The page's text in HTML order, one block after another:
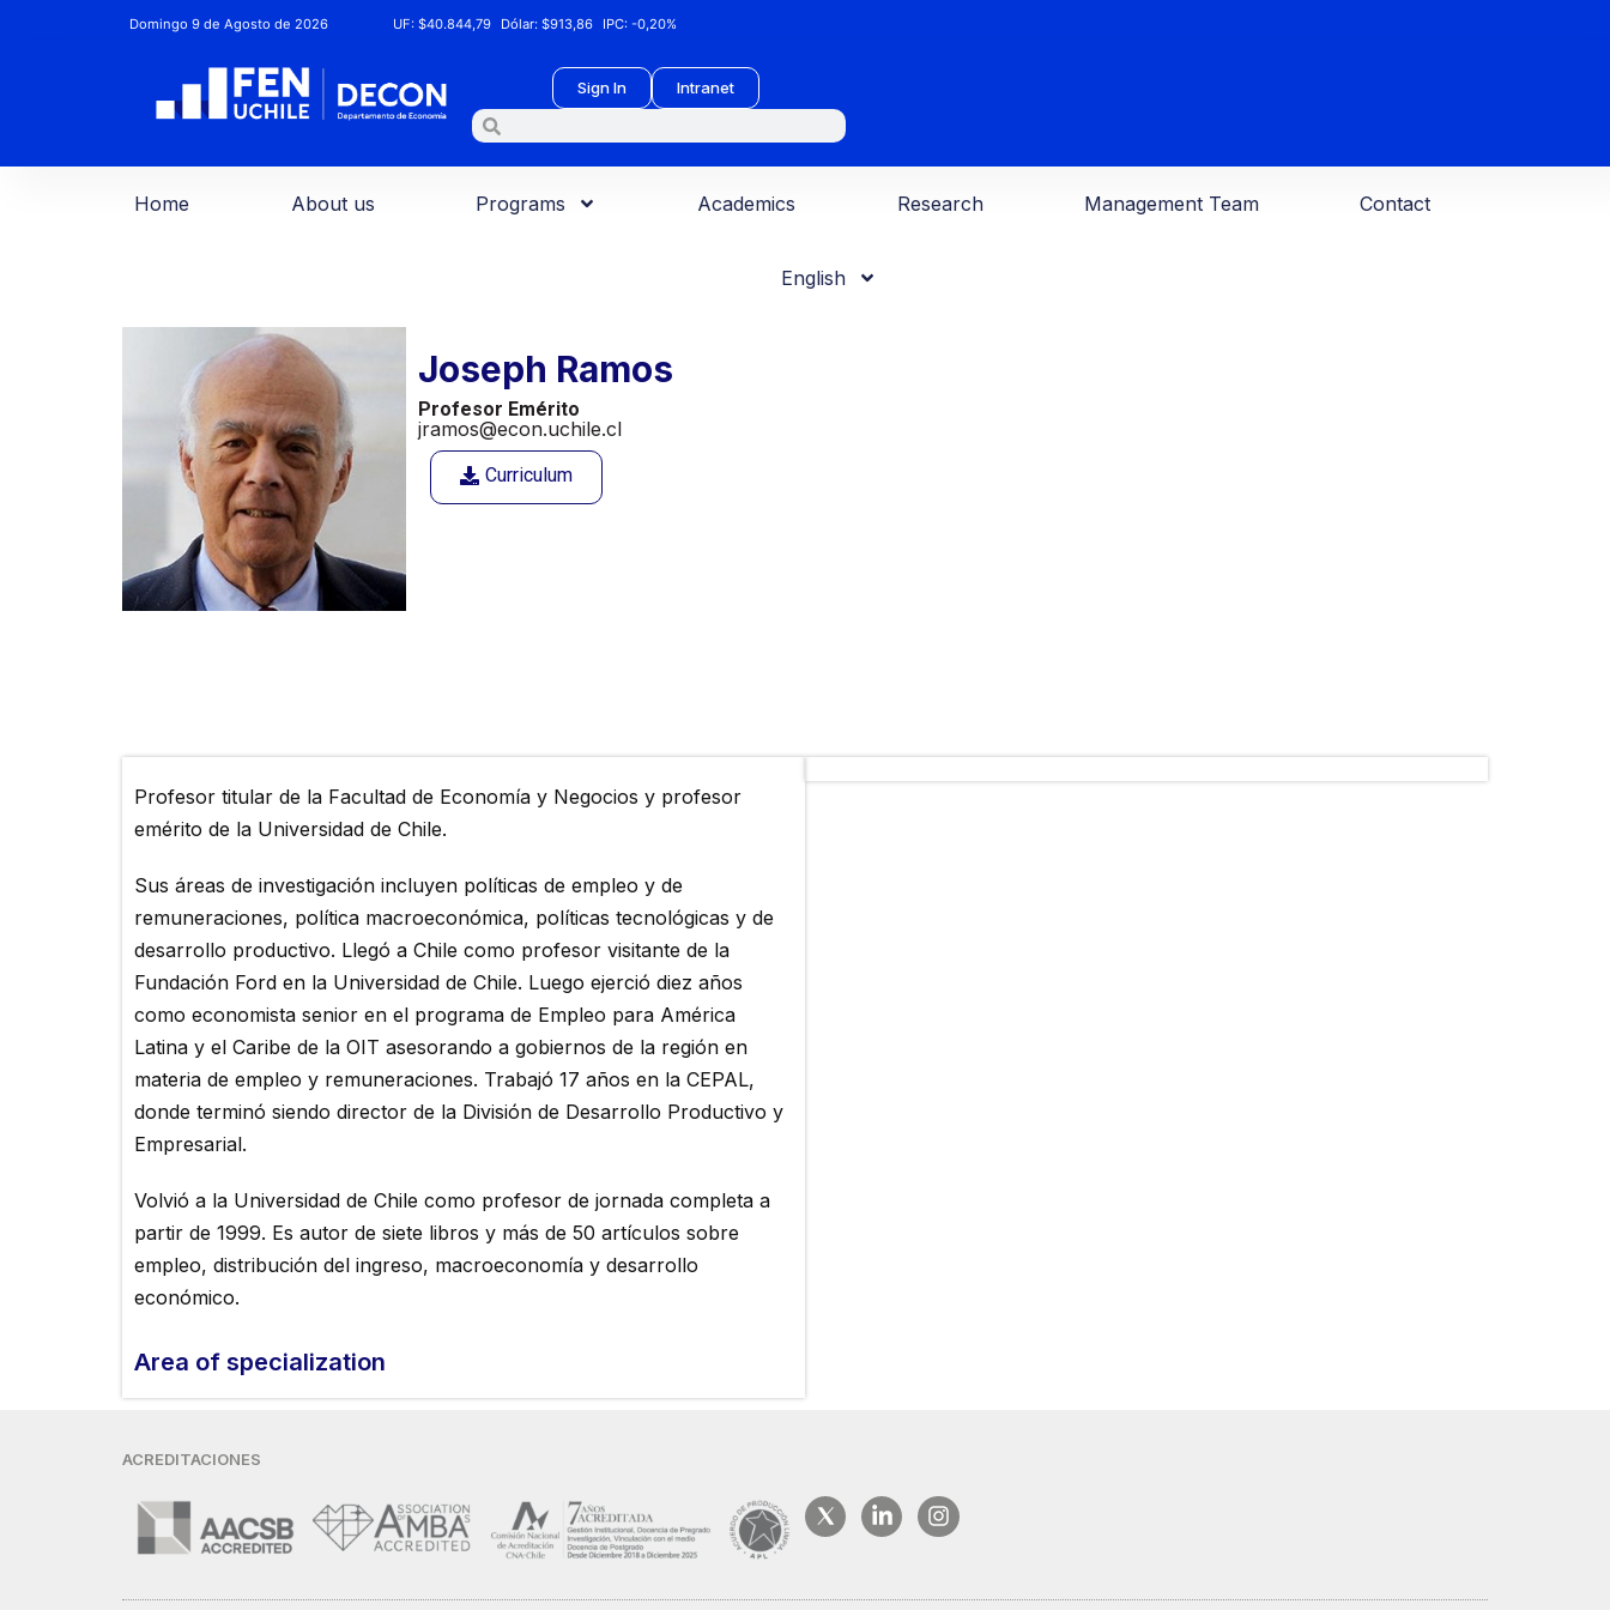
Domingo 9 de Agosto de 2026 UF:$40.844,79 Dólar:$913,86 IPC:-0,20%
Sign In Intranet
Home About us Programs Academics Research Management Team Contact
English
Joseph Ramos
Profesor Emérito
jramos@econ.uchile.cl
Curriculum
Profesor titular de la Facultad de Economía y Negocios y profesor
emérito de la Universidad de Chile.
Sus áreas de investigación incluyen políticas de empleo y de
remuneraciones, política macroeconómica, políticas tecnológicas y de
desarrollo productivo. Llegó a Chile como profesor visitante de la
Fundación Ford en la Universidad de Chile. Luego ejerció diez años
como economista senior en el programa de Empleo para América
Latina y el Caribe de la OIT asesorando a gobiernos de la región en
materia de empleo y remuneraciones. Trabajó 17 años en la CEPAL,
donde terminó siendo director de la División de Desarrollo Productivo y
Empresarial.
Volvió a la Universidad de Chile como profesor de jornada completa a
partir de 1999. Es autor de siete libros y más de 50 artículos sobre
empleo, distribución del ingreso, macroeconomía y desarrollo
económico.
Area of ​​specialization
ACREDITACIONES